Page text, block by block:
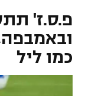
גביע הטוטו
ליגיונרים
ליגת האלופות
ליגה אירופית
ליגה אנגלית
כדורסל ישראלי
ליגת ווינר סל
כדורסל עולמי
פ.ס.ז'
כמו ליל